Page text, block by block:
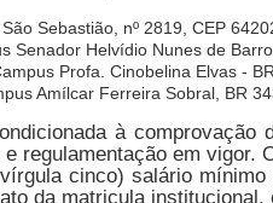
Sebastião, nº 2819, CEP
Senador Helvídio Nunes de
Profa. Cinobelina Elvas -
Amílcar Ferreira Sobral, BR
à
regulamentação em
cinco) salário
da matricula